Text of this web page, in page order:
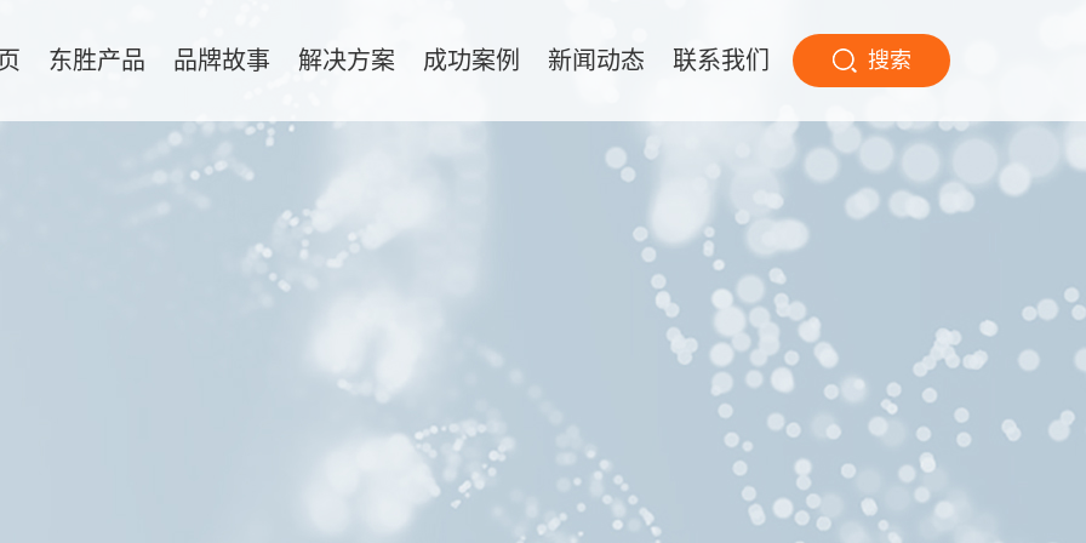
东胜产品 品牌故事 解决方案 成功案例 新闻动态 联系我们 搜索